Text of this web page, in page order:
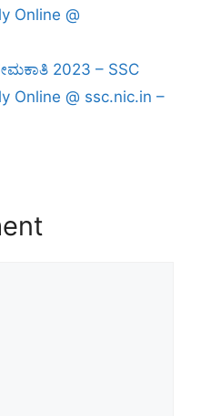
Online @
2023 – SSC
Online @ ssc.nic.in –